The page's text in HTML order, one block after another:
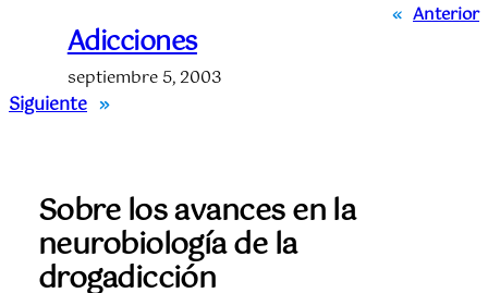
« Anterior
Adicciones
septiembre 5, 2003
Siguiente »
Sobre los avances en la
neurobiología de la
drogadicción